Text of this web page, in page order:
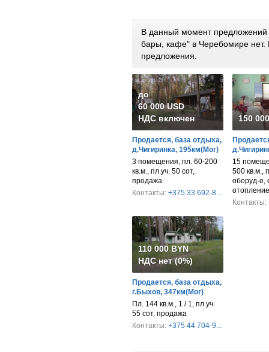
В данный момент
бары, кафе" в Черебомире
предложения.
до
60 000 USD
НДС включен
Продается, база отдыха,
д.Чигиринка, 195км(Мог)
3 помещения, пл. 60-200
кв.м., пл.уч. 50 сот,
продажа
Контакты: +375 33 692-8...
150
15
500 кв.м.,
оборуд-е,
Контакты:
110 000 BYN
НДС нет (0%)
Продается, база отдыха,
г.Быхов, 347км(Мог)
Пл. 144 кв.м., 1 / 1, пл.уч.
55 сот, продажа
Контакты: +375 44 704-9...